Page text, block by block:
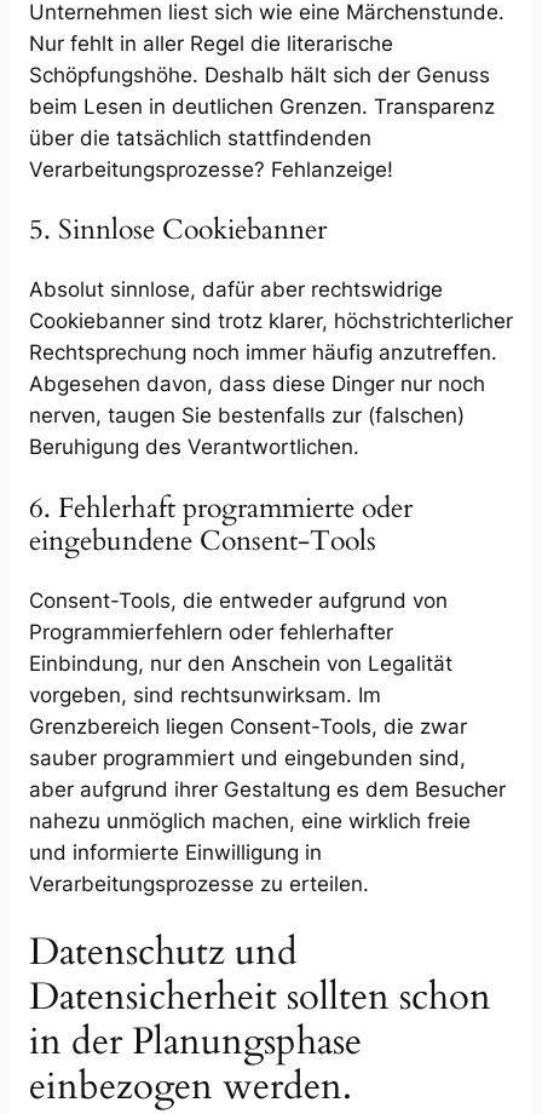
Unternehmen liest sich wie eine Märchenstunde.
Nur fehlt in aller Regel die literarische
Schöpfungshöhe. Deshalb hält sich der Genuss
beim Lesen in deutlichen Grenzen. Transparenz
über die tatsächlich stattfindenden
Verarbeitungsprozesse? Fehlanzeige!
5. Sinnlose Cookiebanner
Absolut sinnlose, dafür aber rechtswidrige
Cookiebanner sind trotz klarer, höchstrichterlicher
Rechtsprechung noch immer häufig anzutreffen.
Abgesehen davon, dass diese Dinger nur noch
nerven, taugen Sie bestenfalls zur (falschen)
Beruhigung des Verantwortlichen.
6. Fehlerhaft programmierte oder
eingebundene Consent-Tools
Consent-Tools, die entweder aufgrund von
Programmierfehlern oder fehlerhafter
Einbindung, nur den Anschein von Legalität
vorgeben, sind rechtsunwirksam. Im
Grenzbereich liegen Consent-Tools, die zwar
sauber programmiert und eingebunden sind,
aber aufgrund ihrer Gestaltung es dem Besucher
nahezu unmöglich machen, eine wirklich freie
und informierte Einwilligung in
Verarbeitungsprozesse zu erteilen.
Datenschutz und
Datensicherheit sollten schon
in der Planungsphase
einbezogen werden.